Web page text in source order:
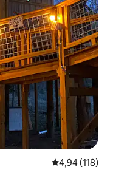
Priemerné
4,94 (118)